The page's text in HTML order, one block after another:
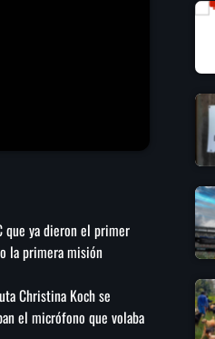
que ya dieron el primer
la primera misión
Christina Koch se
el micrófono que volaba